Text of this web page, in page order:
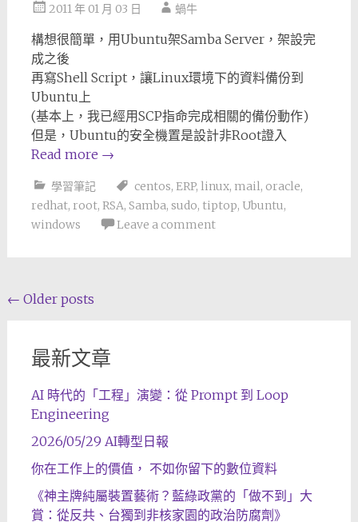
2011 年 01 月 03 日 蝸牛
構想很簡單，用Ubuntu架Samba Server，架設完
成之後
再寫Shell Script，讓Linux環境下的資料備份到
Ubuntu上
(基本上，我已經用SCP指命完成相關的備份動作)
但是，Ubuntu的安全機置是設計非Root證入
Read more →
學習筆記 centos, ERP, linux, mail, oracle,
redhat, root, RSA, Samba, sudo, tiptop, Ubuntu,
windows
Leave a comment
Posts
← Older posts
最新文章
AI 時代的「工程」演變：從 Prompt 到 Loop
Engineering
2026/05/29 AI轉型日報
你在工作上的價值， 不如你留下的數位資料
《神主牌純屬裝置藝術？藍綠政黨的「做不到」大
賞：從反共、台獨到非核家園的政治防腐劑》